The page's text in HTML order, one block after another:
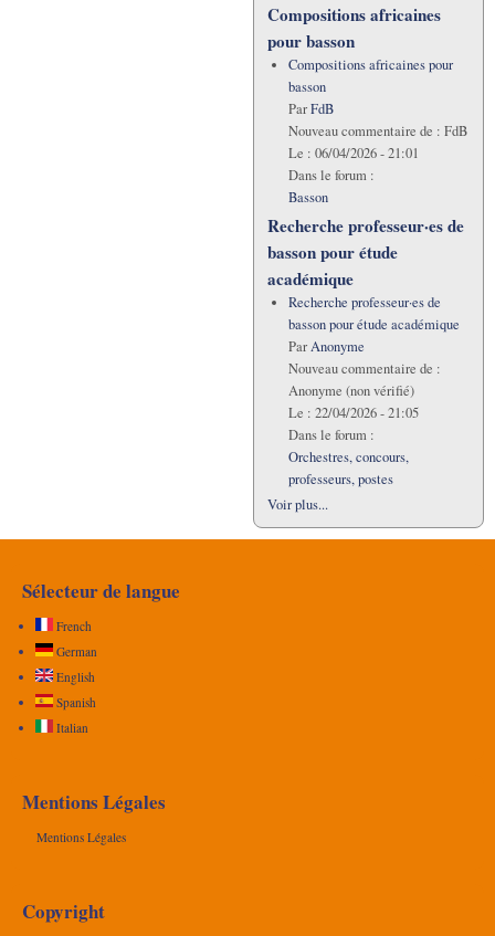
Compositions africaines
pour basson
Compositions africaines pour
basson
ParFdB
Nouveau commentaire de : FdB
Le : 06/04/2026 - 21:01
Dans le forum :
Basson
Recherche professeur·es de
basson pour étude
académique
Recherche professeur·es de
basson pour étude académique
ParAnonyme
Nouveau commentaire de :
Anonyme (non vérifié)
Le : 22/04/2026 - 21:05
Dans le forum :
Orchestres, concours,
professeurs, postes
Voir plus...
Sélecteur de langue
French
German
English
Spanish
Italian
Mentions Légales
Mentions Légales
Copyright